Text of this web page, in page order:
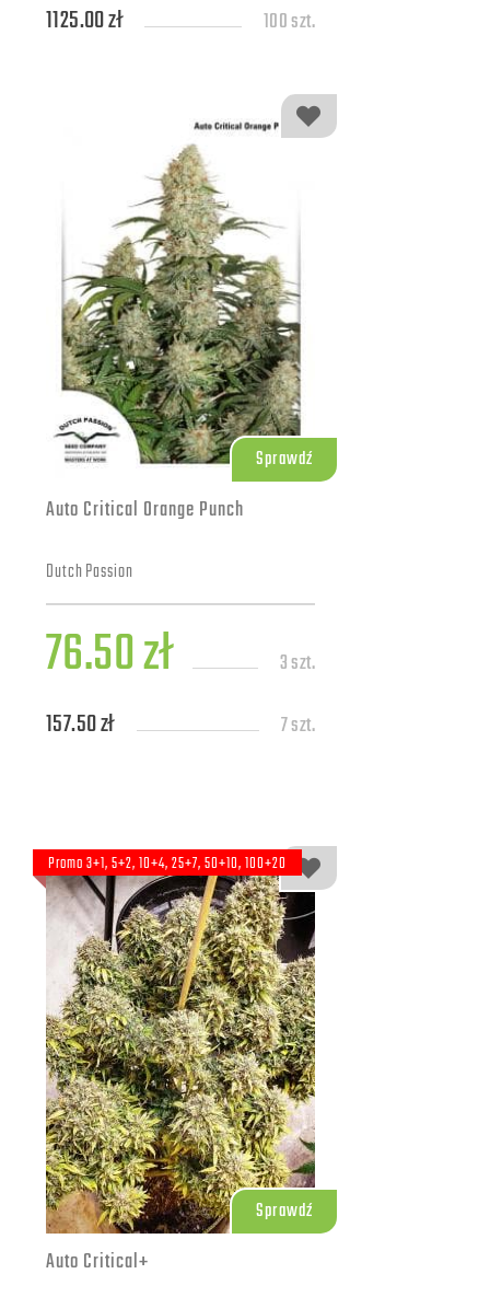
1125.00 zł 100 szt.
1000 szt.
Sprawdź
Auto Critical Orange Punch
Dutch Passion
76.50 zł 3 szt.
157.50 zł 7 szt.
Promo 3+1, 5+2, 10+4, 25+7, 50+10, 100+20
Sprawdź
Auto Critical+